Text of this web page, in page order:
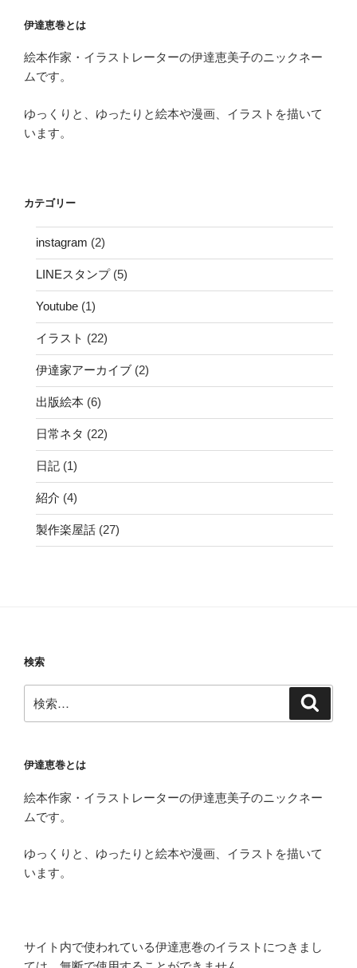
伊達恵巻とは
絵本作家・イラストレーターの伊達恵美子のニックネー
ムです。
ゆっくりと、ゆったりと絵本や漫画、イラストを描いて
います。
カテゴリー
instagram (2)
LINEスタンプ(5)
Youtube (1)
イラスト (22)
伊達家アーカイブ (2)
出版絵本 (6)
日常ネタ (22)
日記 (1)
紹介 (4)
製作楽屋話 (27)
検索
索:
伊達恵巻とは
絵本作家・イラストレーターの伊達恵美子のニックネー
ムです。
ゆっくりと、ゆったりと絵本や漫画、イラストを描いて
います。
サイト内で使われている伊達恵巻のイラストにつきまし